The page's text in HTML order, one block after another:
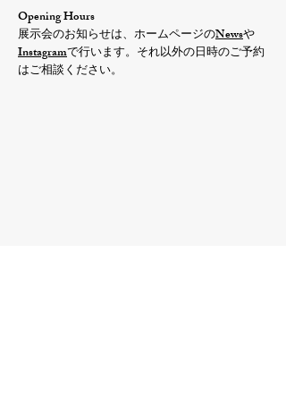
Opening Hours
展示会のお知らせは、ホームページのNewsや
Instagramで行います。それ以外の日時のご予約
はご相談ください。